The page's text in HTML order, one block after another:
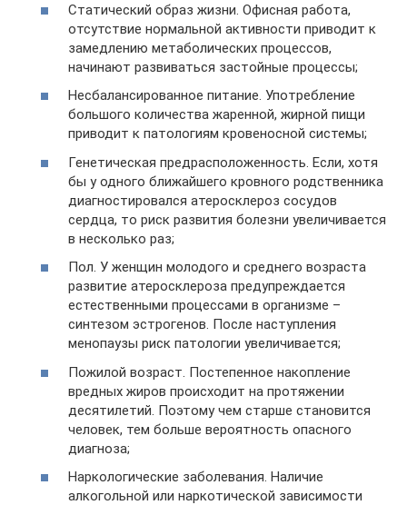
Статический образ жизни. Офисная работа,
отсутствие нормальной активности приводит к
замедлению метаболических процессов,
начинают развиваться застойные процессы;
Несбалансированное питание. Употребление
большого количества жаренной, жирной пищи
приводит к патологиям кровеносной системы;
Генетическая предрасположенность. Если, хотя
бы у одного ближайшего кровного родственника
диагностировался атеросклероз сосудов
сердца, то риск развития болезни увеличивается
в несколько раз;
Пол. У женщин молодого и среднего возраста
развитие атеросклероза предупреждается
естественными процессами в организме –
синтезом эстрогенов. После наступления
менопаузы риск патологии увеличивается;
Пожилой возраст. Постепенное накопление
вредных жиров происходит на протяжении
десятилетий. Поэтому чем старше становится
человек, тем больше вероятность опасного
диагноза;
Наркологические заболевания. Наличие
алкогольной или наркотической зависимости